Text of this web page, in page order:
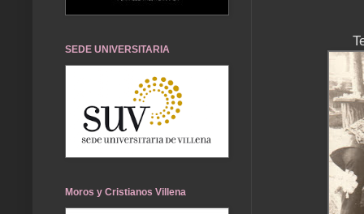
SEDE UNIVERSITARIA
Moros y Cristianos Villena